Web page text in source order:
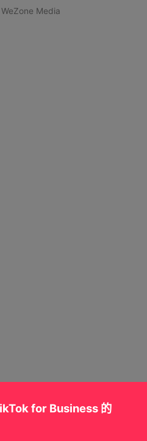
Media
for Business 的